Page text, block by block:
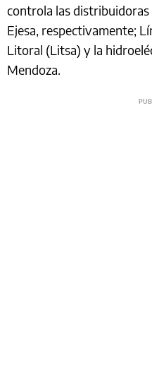
controla las distribuidoras
Ejesa, respectivamente;
Litoral (Litsa) y la
Mendoza.